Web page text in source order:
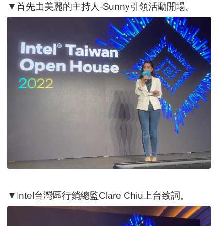
▼首先由美麗的主持人-Sunny引領活動開場。
▼Intel台灣區行銷總監Clare Chiu上台致詞。